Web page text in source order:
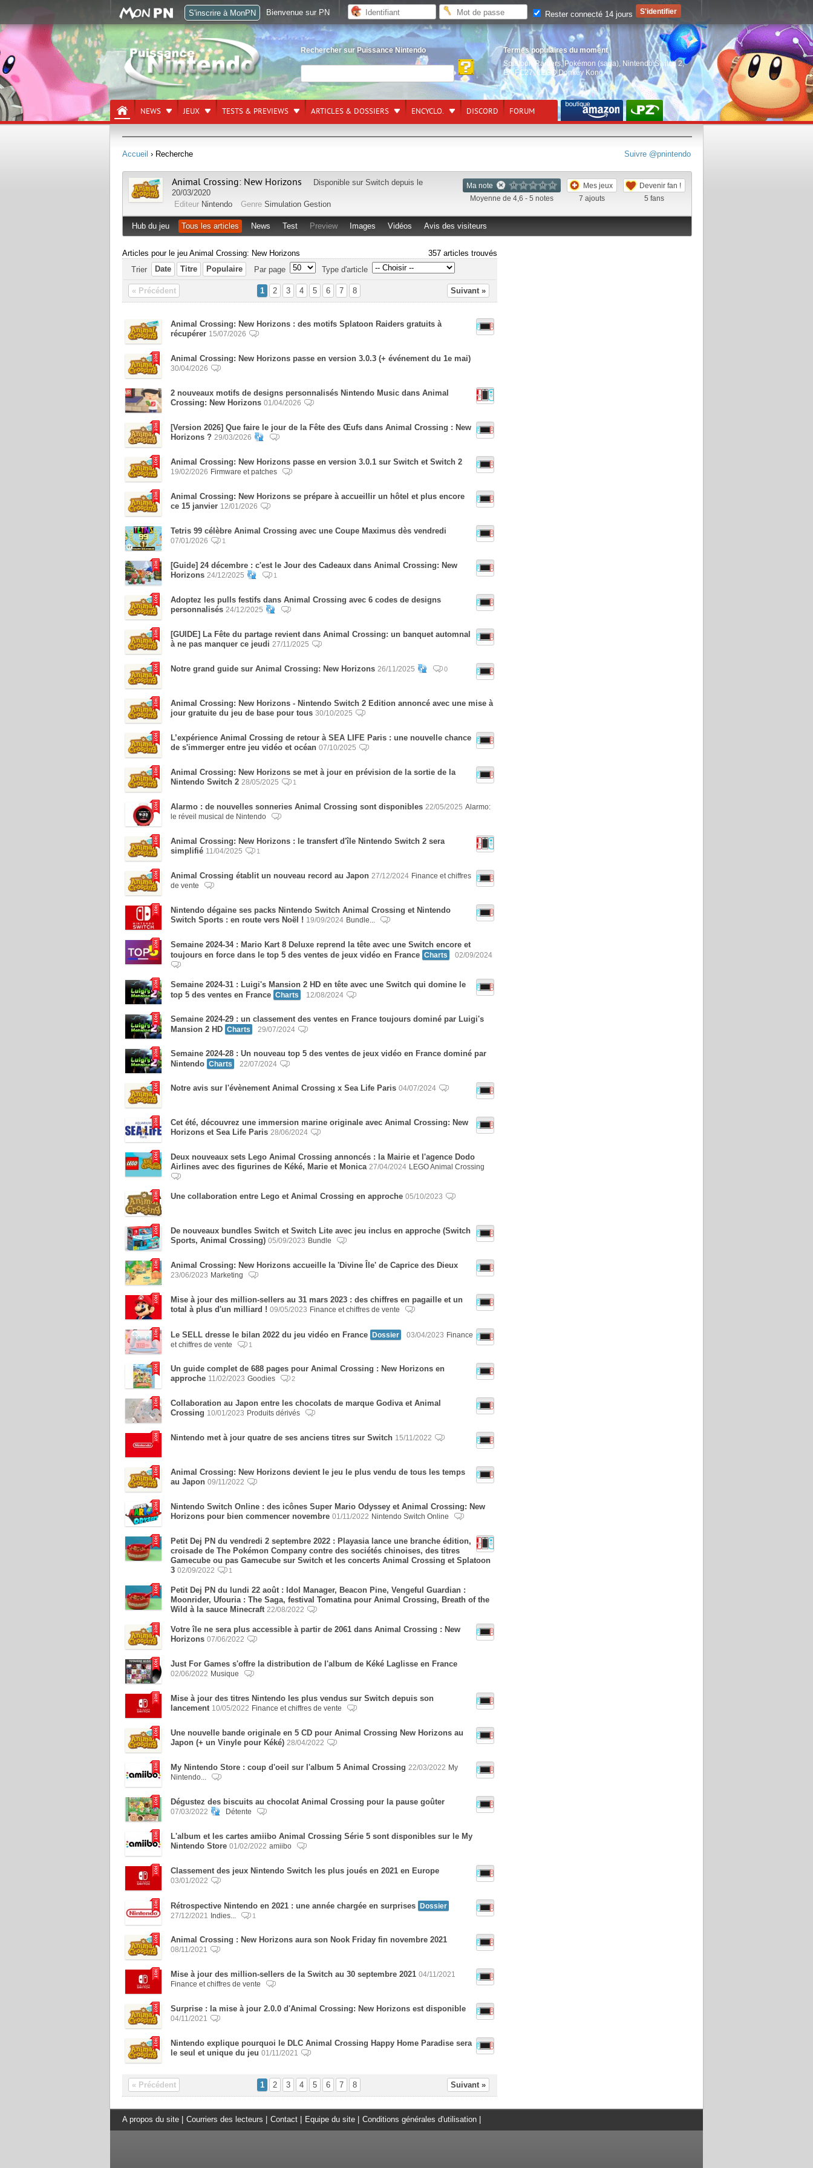
Rechercher sur Puissance Nintendo
Termes populaires du moment
Splatoon Raiders, Pokémon (saga) Nintendo Switch 2,
EA FC27,LEGO Donkey Kong
NEWS JEUX TESTS & PREVIEWS ARTICLES & DOSSIERS ENCYCLO. DISCORD FORUM
Suivre @pnintendo
Accueil › Recherche
Ma note
Moyenne de 4,6 - 5 notes
Mes jeux
7 ajouts
Devenir fan !
5 fans
Animal Crossing: New Horizons Disponible sur Switch depuis le
20/03/2020
Editeur Nintendo Genre Simulation Gestion
Hub du jeu Tous les articles News Test Preview Images Vidéos Avis des visiteurs
Articles pour le jeu Animal Crossing: New Horizons
357 articles trouvés
Trier
Date Titre Populaire Par page Type d'article
« Précédent 1 2 3 4 5 6 7 8 Suivant »
Animal Crossing: New Horizons : des motifs Splatoon Raiders gratuits à
récupérer 15/07/2026
Animal Crossing: New Horizons passe en version 3.0.3 (+ événement du 1e mai)
30/04/2026
2 nouveaux motifs de designs personnalisés Nintendo Music dans Animal
Crossing: New Horizons 01/04/2026
[Version 2026] Que faire le jour de la Fête des Œufs dans Animal Crossing : New
Horizons ? 29/03/2026
Animal Crossing: New Horizons passe en version 3.0.1 sur Switch et Switch 2
19/02/2026 Firmware et patches
Animal Crossing: New Horizons se prépare à accueillir un hôtel et plus encore
ce 15 janvier 12/01/2026
Tetris 99 célèbre Animal Crossing avec une Coupe Maximus dès vendredi
07/01/2026 1
[Guide] 24 décembre : c'est le Jour des Cadeaux dans Animal Crossing: New
Horizons 24/12/2025 1
Adoptez les pulls festifs dans Animal Crossing avec 6 codes de designs
personnalisés 24/12/2025
[GUIDE] La Fête du partage revient dans Animal Crossing: un banquet automnal
à ne pas manquer ce jeudi 27/11/2025
Notre grand guide sur Animal Crossing: New Horizons 26/11/2025 0
Animal Crossing: New Horizons - Nintendo Switch 2 Edition annoncé avec une mise à
jour gratuite du jeu de base pour tous 30/10/2025
L’expérience Animal Crossing de retour à SEA LIFE Paris : une nouvelle chance
de s'immerger entre jeu vidéo et océan 07/10/2025
Animal Crossing: New Horizons se met à jour en prévision de la sortie de la
Nintendo Switch 2 28/05/2025 1
Alarmo : de nouvelles sonneries Animal Crossing sont disponibles 22/05/2025 Alarmo:
le réveil musical de Nintendo
Animal Crossing: New Horizons : le transfert d'île Nintendo Switch 2 sera
simplifié 11/04/2025 1
Animal Crossing établit un nouveau record au Japon 27/12/2024 Finance et chiffres
de vente
Nintendo dégaine ses packs Nintendo Switch Animal Crossing et Nintendo
Switch Sports : en route vers Noël ! 19/09/2024 Bundle...
Semaine 2024-34 : Mario Kart 8 Deluxe reprend la tête avec une Switch encore et
toujours en force dans le top 5 des ventes de jeux vidéo en France Charts 02/09/2024
Semaine 2024-31 : Luigi's Mansion 2 HD en tête avec une Switch qui domine le
top 5 des ventes en France Charts 12/08/2024
Semaine 2024-29 : un classement des ventes en France toujours dominé par Luigi's
Mansion 2 HD Charts 29/07/2024
Semaine 2024-28 : Un nouveau top 5 des ventes de jeux vidéo en France dominé par
Nintendo Charts 22/07/2024
Notre avis sur l'évènement Animal Crossing x Sea Life Paris 04/07/2024
Cet été, découvrez une immersion marine originale avec Animal Crossing: New
Horizons et Sea Life Paris 28/06/2024
Deux nouveaux sets Lego Animal Crossing annoncés : la Mairie et l'agence Dodo
Airlines avec des figurines de Kéké, Marie et Monica 27/04/2024 LEGO Animal Crossing
Une collaboration entre Lego et Animal Crossing en approche 05/10/2023
De nouveaux bundles Switch et Switch Lite avec jeu inclus en approche (Switch
Sports, Animal Crossing) 05/09/2023 Bundle
Animal Crossing: New Horizons accueille la 'Divine Île' de Caprice des Dieux
23/06/2023 Marketing
Mise à jour des million-sellers au 31 mars 2023 : des chiffres en pagaille et un
total à plus d'un milliard ! 09/05/2023 Finance et chiffres de vente
Le SELL dresse le bilan 2022 du jeu vidéo en France Dossier 03/04/2023 Finance
et chiffres de vente
1
Un guide complet de 688 pages pour Animal Crossing : New Horizons en
approche 11/02/2023 Goodies 2
Collaboration au Japon entre les chocolats de marque Godiva et Animal
Crossing 10/01/2023 Produits dérivés
Nintendo met à jour quatre de ses anciens titres sur Switch 15/11/2022
Animal Crossing: New Horizons devient le jeu le plus vendu de tous les temps
au Japon 09/11/2022
Nintendo Switch Online : des icônes Super Mario Odyssey et Animal Crossing: New
Horizons pour bien commencer novembre 01/11/2022 Nintendo Switch Online
Petit Dej PN du vendredi 2 septembre 2022 : Playasia lance une branche édition,
croisade de The Pokémon Company contre des sociétés chinoises, des titres
Gamecube ou pas Gamecube sur Switch et les concerts Animal Crossing et Splatoon
3 02/09/2022 1
Petit Dej PN du lundi 22 août : Idol Manager, Beacon Pine, Vengeful Guardian :
Moonrider, Ufouria : The Saga, festival Tomatina pour Animal Crossing, Breath of the
Wild à la sauce Minecraft 22/08/2022
Votre île ne sera plus accessible à partir de 2061 dans Animal Crossing : New
Horizons 07/06/2022
Just For Games s'offre la distribution de l'album de Kéké Laglisse en France
02/06/2022 Musique
Mise à jour des titres Nintendo les plus vendus sur Switch depuis son
lancement 10/05/2022 Finance et chiffres de vente
Une nouvelle bande originale en 5 CD pour Animal Crossing New Horizons au
Japon (+ un Vinyle pour Kéké) 28/04/2022
My Nintendo Store : coup d'oeil sur l'album 5 Animal Crossing 22/03/2022 My
Nintendo...
Dégustez des biscuits au chocolat Animal Crossing pour la pause goûter
07/03/2022 Détente
L'album et les cartes amiibo Animal Crossing Série 5 sont disponibles sur le My
Nintendo Store 01/02/2022 amiibo
Classement des jeux Nintendo Switch les plus joués en 2021 en Europe
03/01/2022
Rétrospective Nintendo en 2021 : une année chargée en surprises Dossier
27/12/2021
Indies... 1
Animal Crossing : New Horizons aura son Nook Friday fin novembre 2021
08/11/2021
Mise à jour des million-sellers de la Switch au 30 septembre 2021 04/11/2021
Finance et chiffres de vente
Surprise : la mise à jour 2.0.0 d'Animal Crossing: New Horizons est disponible
04/11/2021
Nintendo explique pourquoi le DLC Animal Crossing Happy Home Paradise sera
le seul et unique du jeu 01/11/2021
« Précédent 1 2 3 4 5 6 7 8 Suivant »
A propos du site Courriers des lecteurs Contact Equipe du site Conditions générales d'utilisation
S'inscrire à MonPN Bienvenue sur PN Rester connecté 14 jours